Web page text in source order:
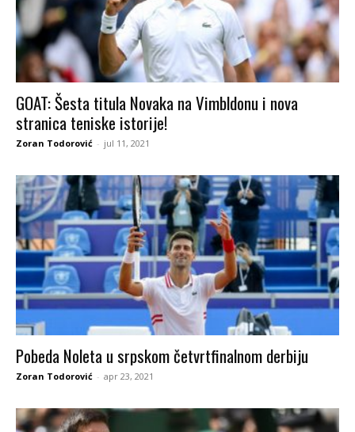
GOAT: Šesta titula Novaka na Vimbldonu i nova
stranica teniske istorije!
Zoran Todorović - jul 11, 2021
Pobeda Noleta u srpskom četvrtfinalnom derbiju
Zoran Todorović - apr 23, 2021